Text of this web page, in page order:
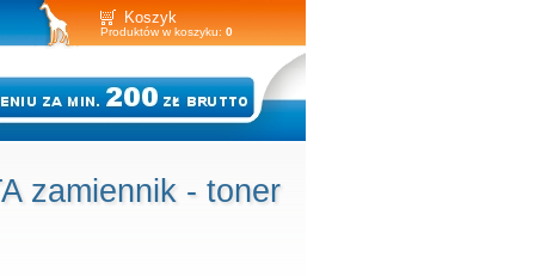
Koszyk
Produktów w koszyku: 0
zamiennik - toner